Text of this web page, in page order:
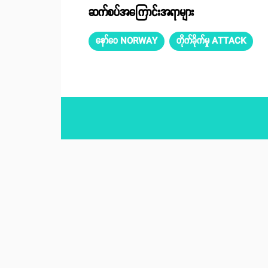
ဆက်စပ်အကြောင်းအရာများ
နော်ဝေ NORWAY တိုက်ခိုက်မှု ATTACK